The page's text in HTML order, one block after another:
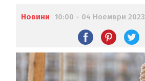
Новини 10:00 - 04 Ноември 2023